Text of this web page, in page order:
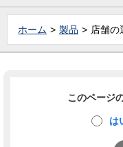
ホーム 製品 店舗の
このページ
は